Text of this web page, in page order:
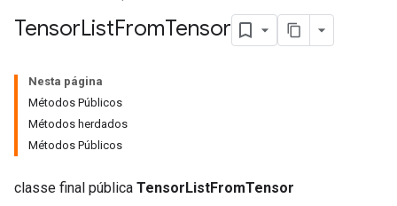
TensorListFromTensor
Nesta página
Métodos Públicos
Métodos herdados
Métodos Públicos
classe final pública TensorListFromTensor